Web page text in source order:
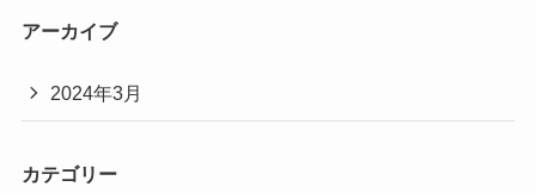
アーカイブ
2024年3月
カテゴリー